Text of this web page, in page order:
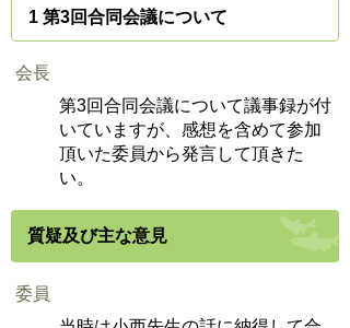
1 第3回合同会議について
会長
第3回合同会議について議事録が付
いていますが、感想を含めて参加
頂いた委員から発言して頂きた
い。
質疑及び主な意見
委員